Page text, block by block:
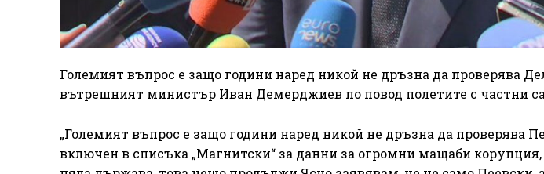
Големият въпрос е защо години наред никой не дръзна да проверява
вътрешният министър Иван Демерджиев по повод полетите с частни
„Големият въпрос е защо години наред никой не дръзна да проверява
включен в списъка „Магнитски“ за данни за огромни мащаби